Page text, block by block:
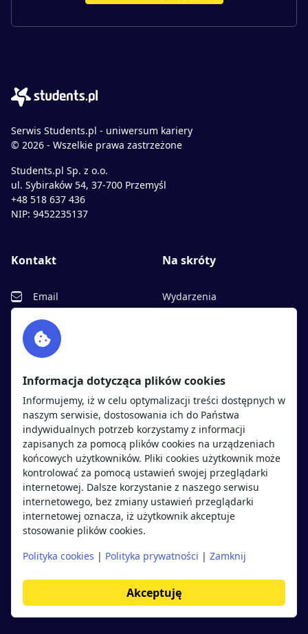
Serwis Students.pl - uniwersum kariery
© 2026 - Wszelkie prawa zastrzeżone
Students.pl Sp. z o.o.
ul. Sybiraków 54, 37-700 Przemyśl
+48 518 637 436
NIP: 9452235137
Kontakt
Email
Facebook
Twitter
Na skróty
Wydarzenia
Polityka cookies
Polityka prywatności
Kandydaci
Regulamin kandydata
Oferty pracy
Pracodawcy
Opinie o pracodawcach
Blog
Pracodawcy
Regulamin pracodawcy
Dodaj ogłoszenie
Informacja dotycząca plików cookies
Informujemy, iż w celu optymalizacji treści dostępnych w
naszym serwisie, dostosowania ich do Państwa
indywidualnych potrzeb korzystamy z informacji
zapisanych za pomocą plików cookies na urządzeniach
końcowych użytkowników. Pliki cookies użytkownik może
kontrolować za pomocą ustawień swojej przeglądarki
internetowej. Dalsze korzystanie z naszego serwisu
internetowego, bez zmiany ustawień przeglądarki
internetowej oznacza, iż użytkownik akceptuje
stosowanie plików cookies.
Polityka cookies | Polityka prywatności | Zamknij
Akceptuję